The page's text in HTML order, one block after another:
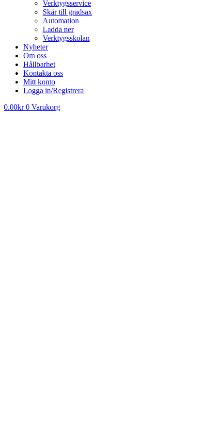
Verktygsservice
Skär till gradsax
Automation
Ladda ner
Verktygsskolan
Nyheter
Om oss
Hållbarhet
Kontakta oss
Mitt konto
Logga in/Registrera
0.00kr 0 Varukorg